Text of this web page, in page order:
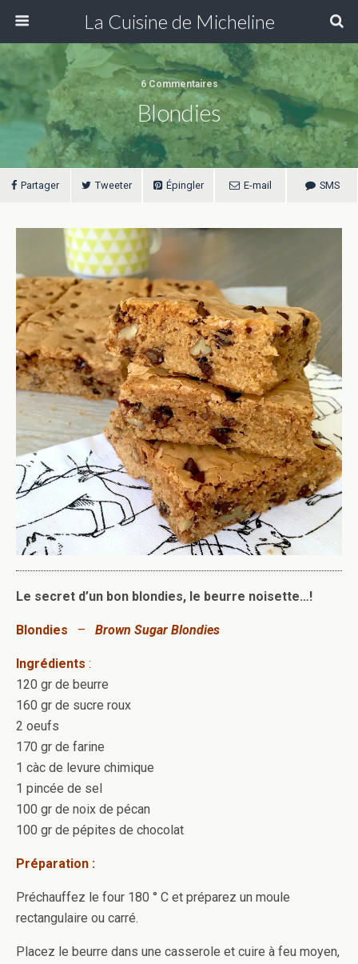
La Cuisine de Micheline
6 Commentaires
Blondies
Partager Tweeter Épingler E-mail SMS
Le secret d’un bon blondies, le beurre noisette…!
Blondies – Brown Sugar Blondies
Ingrédients :
120 gr de beurre
160 gr de sucre roux
2 oeufs
170 gr de farine
1 càc de levure chimique
1 pincée de sel
100 gr de noix de pécan
100 gr de pépites de chocolat
Préparation :
Préchauffez le four 180 ° C et préparez un moule
rectangulaire ou carré.
Placez le beurre dans une casserole et cuire à feu moyen,